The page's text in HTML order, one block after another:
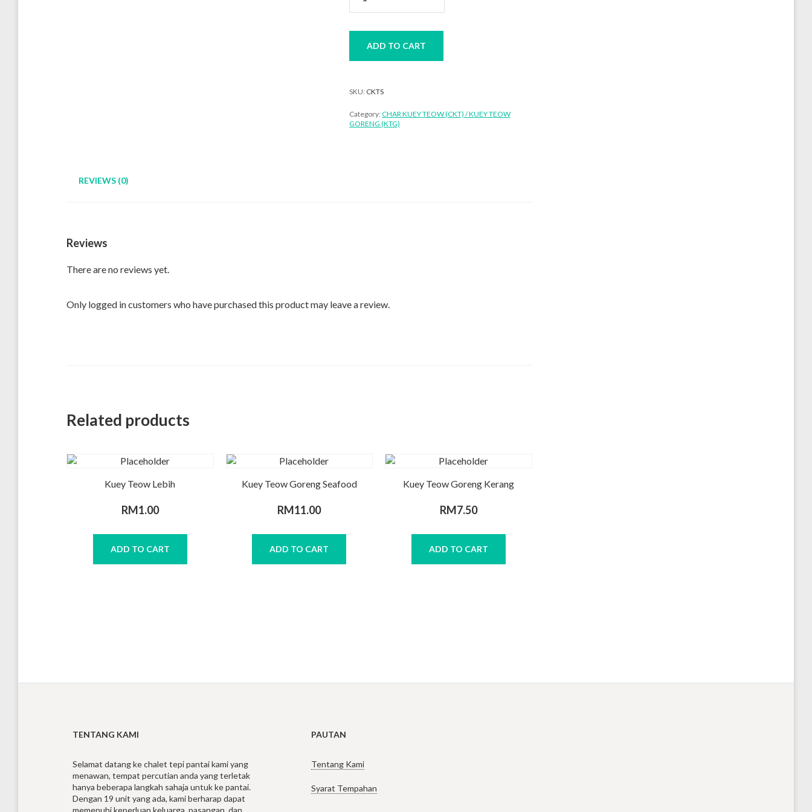
Teow
Seafood
(Udang,
quantity
ADD TO CART
SKU: CKTS
Category: CHAR KUEY TEOW (CKT) / KUEY TEOW
GORENG (KTG)
REVIEWS (0)
Reviews
There are no reviews yet.
Only logged in customers who have purchased this product may leave a review.
Related products
Kuey Teow Lebih
RM1.00
ADD TO CART
Kuey Teow Goreng Seafood
RM11.00
ADD TO CART
Kuey Teow Goreng Kerang
RM7.50
ADD TO CART
TENTANG KAMI
Selamat datang ke chalet tepi pantai kami yang
menawan, tempat percutian anda yang terletak
hanya beberapa langkah sahaja untuk ke pantai.
Dengan 19 unit yang ada, kami berharap dapat
memenuhi keperluan keluarga, pasangan, dan
PAUTAN
Tentang Kami
Syarat Tempahan